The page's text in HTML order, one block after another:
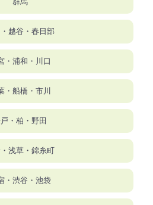
越谷・春日部
・浦和・川口
・船橋・市川
・柏・野田
浅草・錦糸町
・渋谷・池袋